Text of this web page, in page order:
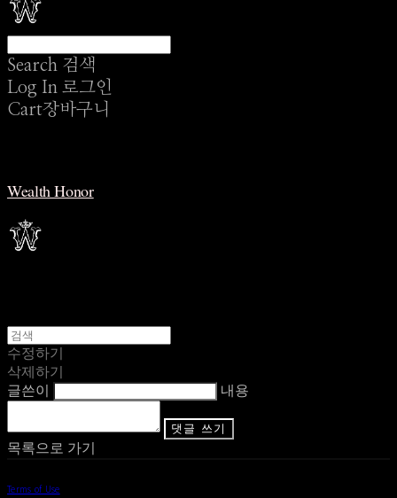
Search 검색
Log In 로그인
Cart장바구니
Wealth Honor
수정하기
삭제하기
글쓴이
내용
댓글 쓰기
목록으로 가기
Terms of Use